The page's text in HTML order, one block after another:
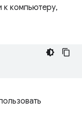
к компьютеру,